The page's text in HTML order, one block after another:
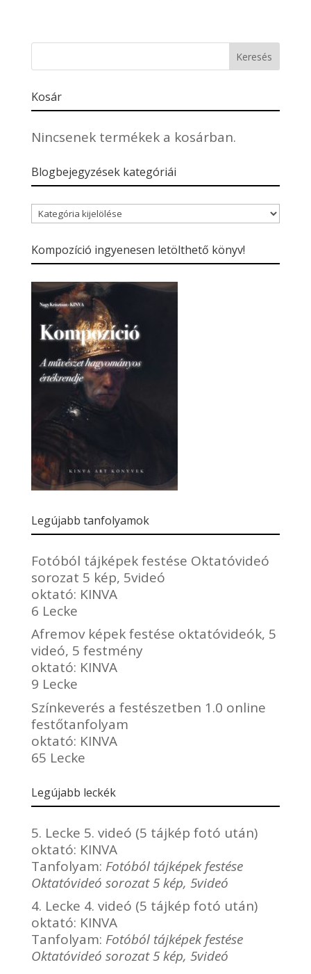
Kosár
Nincsenek termékek a kosárban.
Blogbejegyzések kategóriái
Blogbejegyzések
kategóriái
Kompozíció ingyenesen letölthető könyv!
Legújabb tanfolyamok
Fotóból tájképek festése Oktatóvideó
sorozat 5 kép, 5videó
oktató: KINVA
6 Lecke
Afremov képek festése oktatóvideók, 5
videó, 5 festmény
oktató: KINVA
9 Lecke
Színkeverés a festészetben 1.0 online
festőtanfolyam
oktató: KINVA
65 Lecke
Legújabb leckék
5. Lecke 5. videó (5 tájkép fotó után)
oktató: KINVA
Tanfolyam: Fotóból tájképek festése
Oktatóvideó sorozat 5 kép, 5videó
4. Lecke 4. videó (5 tájkép fotó után)
oktató: KINVA
Tanfolyam: Fotóból tájképek festése
Oktatóvideó sorozat 5 kép, 5videó